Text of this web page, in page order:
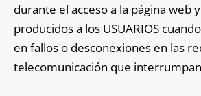
durante el acceso a la página web
producidos a los USUARIOS
en fallos o desconexiones en las
telecomunicación que